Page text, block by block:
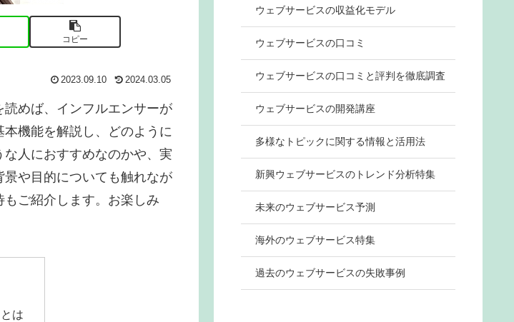
コピー
2023.09.10 2024.03.05
めば、インフルエンサーが
機能を解説し、どのように
人におすすめなのかや、実
や目的についても触れなが
ご紹介します。お楽しみ
は
ウェブサービスの収益化モデル
ウェブサービスの口コミ
ウェブサービスの口コミと評判を徹底調査
ウェブサービスの開発講座
多様なトピックに関する情報と活用法
新興ウェブサービスのトレンド分析特集
未来のウェブサービス予測
海外のウェブサービス特集
過去のウェブサービスの失敗事例